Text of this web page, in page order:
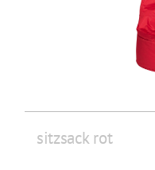
sitzsack rot